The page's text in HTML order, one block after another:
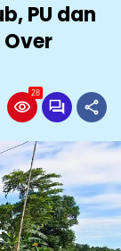
PU dan
28